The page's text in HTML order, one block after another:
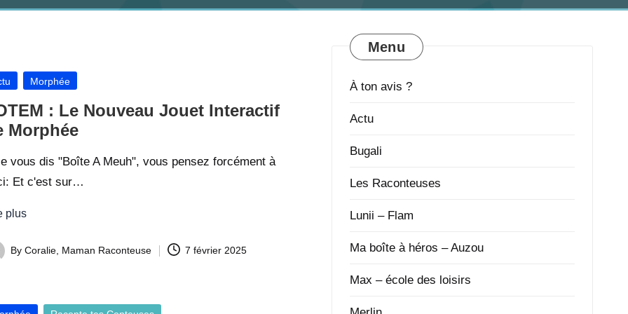
e
ît
s
s
o
Morphée
: Le Nouveau Jouet Interactif
Morphée
vous dis "Boîte A Meuh", vous pensez forcément à
Et c'est sur…
plus
By Coralie, Maman Raconteuse 7 février 2025
Menu
À ton avis ?
Actu
Bugali
Les Raconteuses
Lunii – Flam
Ma boîte à héros – Auzou
Max – école des loisirs